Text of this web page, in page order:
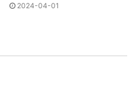
(Radio Edit) /Perfecto/
Shadow Hours (Original Mix)
2024-04-01